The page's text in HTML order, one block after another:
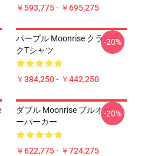
￥593,775 - ￥695,275
パープル Moonrise クラシッ
クTシャツ
￥384,250 - ￥442,250
-20%
ダブル Moonrise プルオーバ
ーパーカー
￥622,775 - ￥724,275
-20%